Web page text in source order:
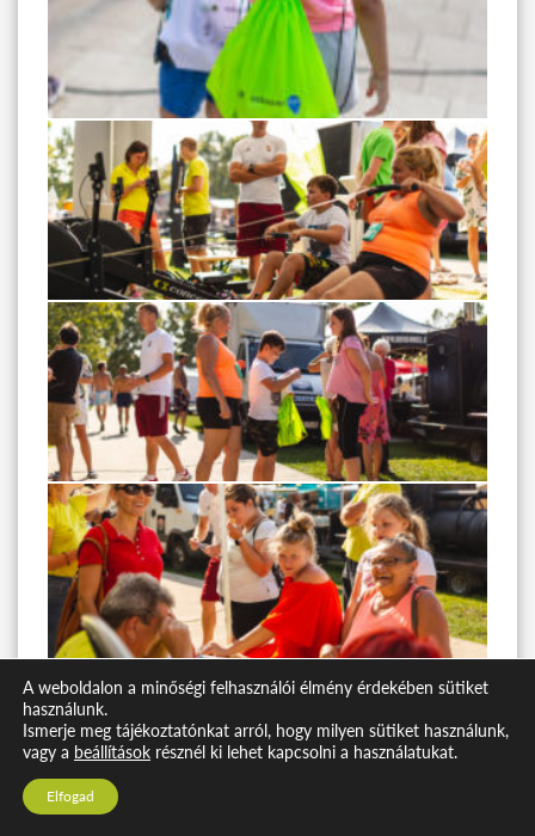
A weboldalon a minőségi felhasználói élmény érdekében sütiket
használunk.
Ismerje meg tájékoztatónkat arról, hogy milyen sütiket használunk,
vagy a beállítások résznél ki lehet kapcsolni a használatukat.
Elfogad